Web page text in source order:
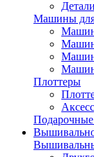
Детали
Машины
Плоттеры